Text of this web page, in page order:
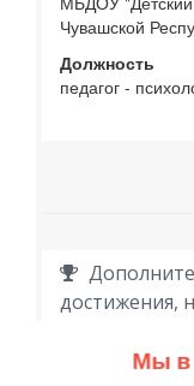
Чувашской
Должность
педагог -
достижения,
Курсы, Мы в